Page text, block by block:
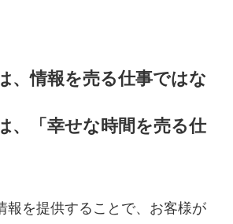
、情報を売る仕事ではな
、「幸せな時間を売る仕
報を提供することで、お客様が